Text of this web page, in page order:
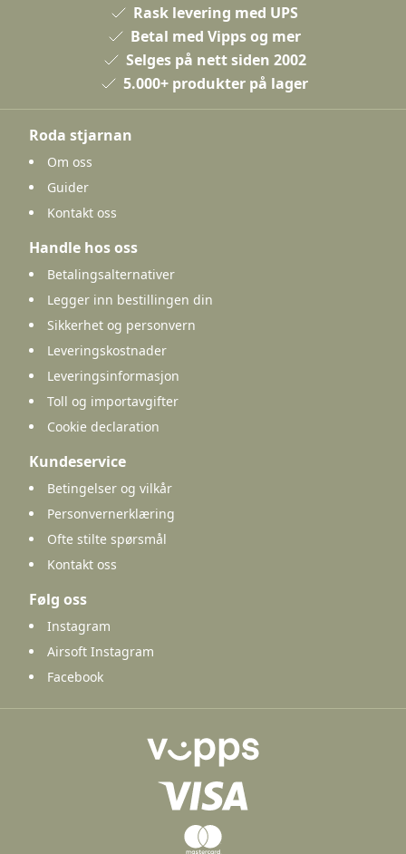
Rask levering med UPS
Betal med Vipps og mer
Selges på nett siden 2002
5.000+ produkter på lager
Roda stjarnan
Om oss
Guider
Kontakt oss
Handle hos oss
Betalingsalternativer
Legger inn bestillingen din
Sikkerhet og personvern
Leveringskostnader
Leveringsinformasjon
Toll og importavgifter
Cookie declaration
Kundeservice
Betingelser og vilkår
Personvernerklæring
Ofte stilte spørsmål
Kontakt oss
Følg oss
Instagram
Airsoft Instagram
Facebook